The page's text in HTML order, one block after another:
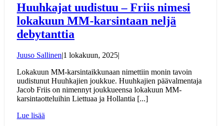
Huuhkajat uudistuu – Friis nimesi
lokakuun MM-karsintaan neljä
debytanttia
Juuso Sallinen|1 lokakuun, 2025|
Lokakuun MM-karsintaikkunaan nimettiin monin tavoin
uudistunut Huuhkajien joukkue. Huuhkajien päävalmentaja
Jacob Friis on nimennyt joukkueensa lokakuun MM-
karsintaotteluihin Liettuaa ja Hollantia [...]
Lue lisää